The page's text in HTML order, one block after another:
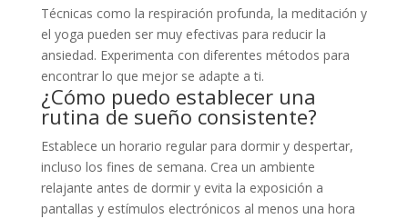
Técnicas como la respiración profunda, la meditación y
el yoga pueden ser muy efectivas para reducir la
ansiedad. Experimenta con diferentes métodos para
encontrar lo que mejor se adapte a ti.
¿Cómo puedo establecer una
rutina de sueño consistente?
Establece un horario regular para dormir y despertar,
incluso los fines de semana. Crea un ambiente
relajante antes de dormir y evita la exposición a
pantallas y estímulos electrónicos al menos una hora